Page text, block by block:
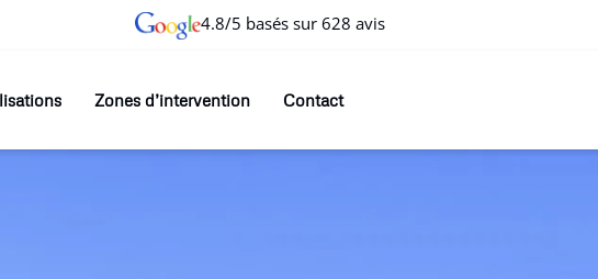
4.8/5 basés sur 628 avis
Zones d’intervention Contact